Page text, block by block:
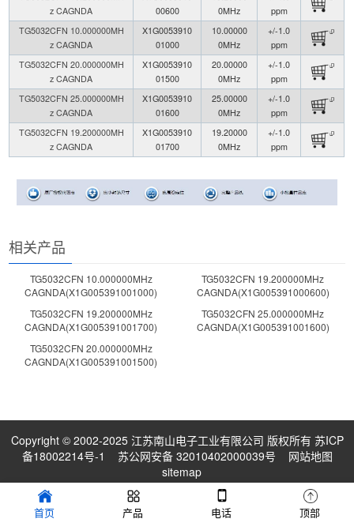
z CAGNDA
00600
0MHz
ppm
TG5032CFN 10.000000MH
z CAGNDA
X1G0053910
01000
10.00000
0MHz
+/-1.0
ppm
TG5032CFN 20.000000MH
z CAGNDA
X1G0053910
01500
20.00000
0MHz
+/-1.0
ppm
TG5032CFN 25.000000MH
z CAGNDA
X1G0053910
01600
25.00000
0MHz
+/-1.0
ppm
TG5032CFN 19.200000MH
z CAGNDA
X1G0053910
01700
19.20000
0MHz
+/-1.0
ppm
相关产品
TG5032CFN 10.000000MHz
CAGNDA(X1G005391001000)
TG5032CFN 19.200000MHz
CAGNDA(X1G005391000600)
TG5032CFN 19.200000MHz
CAGNDA(X1G005391001700)
TG5032CFN 25.000000MHz
CAGNDA(X1G005391001600)
TG5032CFN 20.000000MHz
CAGNDA(X1G005391001500)
Copyright © 2002-2025 江苏南山电子工业有限公司 版权所有 苏ICP
备18002214号-1
苏公网安备 32010402000039号
网站地图
sitemap
首页 产品 电话 顶部